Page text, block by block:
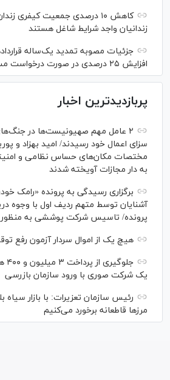
زندانیان واجد شرایط شاغل هستند
جزئیات مصوبه تمدید یک‌ساله
افزایش ۲۵ درصدی در صورت درخواست مستأجر
پربازدیدترین اخبار
سزای اعمال خود رسیدند/ امید بهزاد و
مختصات مکان‌های حساس نظامی و
به دار مجازات آویخته شدند
برگزاری رسیدگی به پرونده «رامک
آشنایان توسط متهم ردیف اول با وجوه
پرونده/ تاسیس شرکت پوششی به
هیچ یک از اموال سردار آزمون رفع
یک شرکت صوری با ورود سازمان بازرسی
رئیس سازمان تعزیرات: با بازار سیاه
مرز‌ها قاطعانه برخورد می‌کنیم